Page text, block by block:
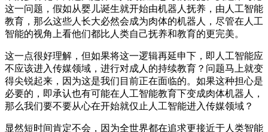
这一问题，假如从婴儿诞生就开始由机器人抚养，由人工智能
教育，那么这些人长大必然会成为肉体的机器人，尽管在人工
智能的视角上看他们都比人类自己抚养和教育的更完美。
这一点很好理解，但如果将这一逻辑再延申下，即人工智能应
不应该进入传媒领域，进行对成人的持续教育？问题马上就变
得尖锐起来，因为这是我们目前正在面临的。如果这种担心是
必要的，即承认也有可能在人工智能教育下变成肉体机器人，
那么我们要不要从心在开始就仅止人工智能进入传媒领域？
显然短时间肯定不会，因为全世界都在追求更接近于人类智能